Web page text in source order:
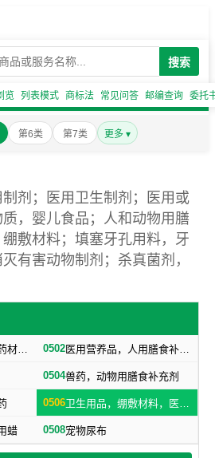
搜索
览 列表模式 商标法 常见问答 邮编查询 委托
第6类 第7类 更多 ▾
剂；医用卫生制剂；医用或
，婴儿食品；人和动物用膳
敷材料；填塞牙孔用料，牙
有害动物制剂；杀真菌剂，
药品，消毒剂，中药药材，药酒 0502 医用营养品，人用膳食补充剂，婴儿食品
0504兽药，动物用膳食补充剂
0506 卫生用品，绷敷材料，医用保健袋
蜡 0508宠物尿布